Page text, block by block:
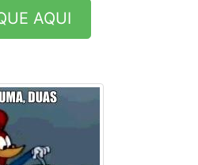
AQUI